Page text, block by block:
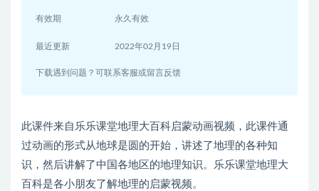
有效期 永久有效
最近更新 2022年02月19日
下载遇到问题？可联系客服或留言反馈
此课件来自乐乐课堂地理大百科启蒙动画视频，此课件通
过动画的形式从地球是圆的开始，讲述了地理的各种知
识，然后讲解了中国各地区的地理知识。乐乐课堂地理大
百科是各小朋友了解地理的启蒙视频。